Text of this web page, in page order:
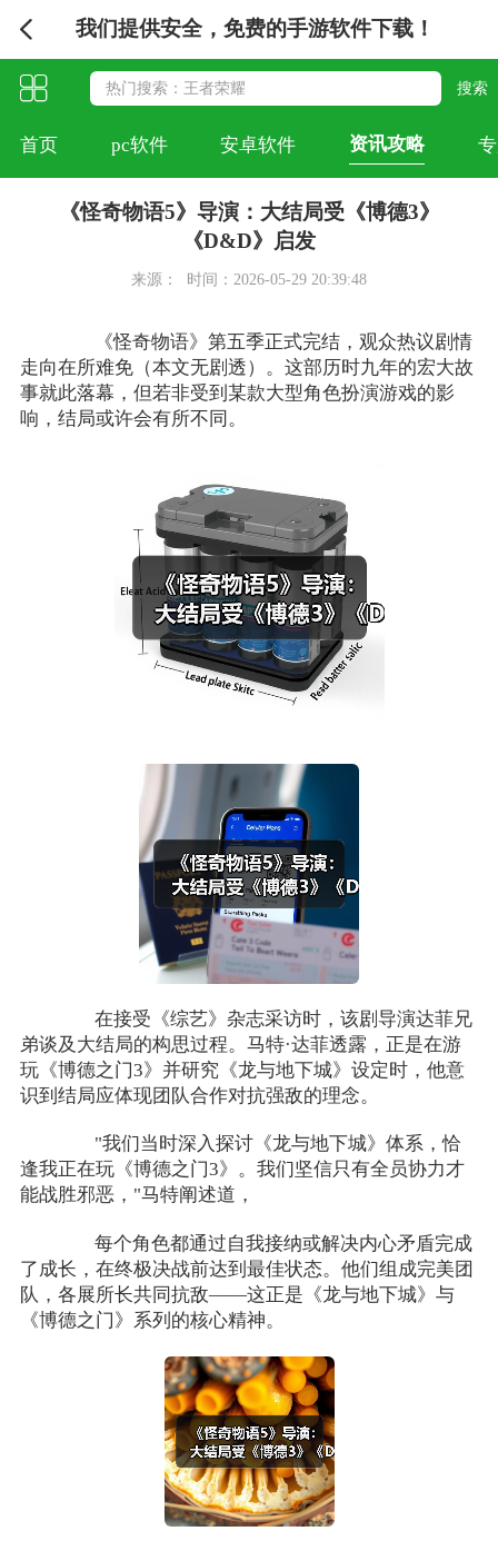
我们提供安全，免费的手游软件下载！
首页 pc软件 安卓软件 资讯攻略
《怪奇物语5》导演：大结局受《博德3》
《D&D》启发
来源： 时间：2026-05-29 20:39:48
《怪奇物语》第五季正式完结，观众热议剧情
走向在所难免（本文无剧透）。这部历时九年的宏大故
事就此落幕，但若非受到某款大型角色扮演游戏的影
响，结局或许会有所不同。
在接受《综艺》杂志采访时，该剧导演达菲兄
弟谈及大结局的构思过程。马特·达菲透露，正是在游
玩《博德之门3》并研究《龙与地下城》设定时，他意
识到结局应体现团队合作对抗强敌的理念。
"我们当时深入探讨《龙与地下城》体系，恰
逢我正在玩《博德之门3》。我们坚信只有全员协力才
能战胜邪恶，"马特阐述道，
每个角色都通过自我接纳或解决内心矛盾完成
了成长，在终极决战前达到最佳状态。他们组成完美团
队，各展所长共同抗敌——这正是《龙与地下城》与
《博德之门》系列的核心精神。